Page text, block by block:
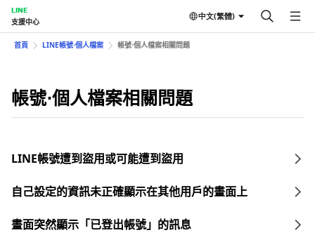
LINE
支援中心
中文(繁體)
首頁 LINE帳號⋅個人檔案 帳號⋅個人檔案相關問題
帳號⋅個人檔案相關問題
LINE帳號遭到盜用或可能遭到盜用
自己設定的資訊未正確顯示在其他用戶的畫面上
畫面突然顯示「已登出帳號」的訊息